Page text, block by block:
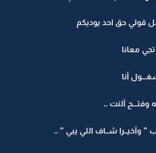
قولي حق احد يوديكم
معانا
أنا
وفتـــح آلنت ..
" وآخيــرا شــاف اللي يبي " ..